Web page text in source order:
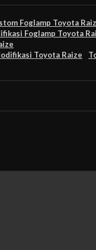
Foglamp Toyota
Foglamp Toyota
Toyota Raize